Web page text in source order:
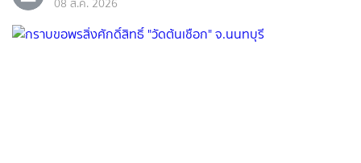
08 ส.ค. 2026